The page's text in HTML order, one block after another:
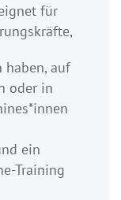
für
haben, auf
oder in
ein
Training